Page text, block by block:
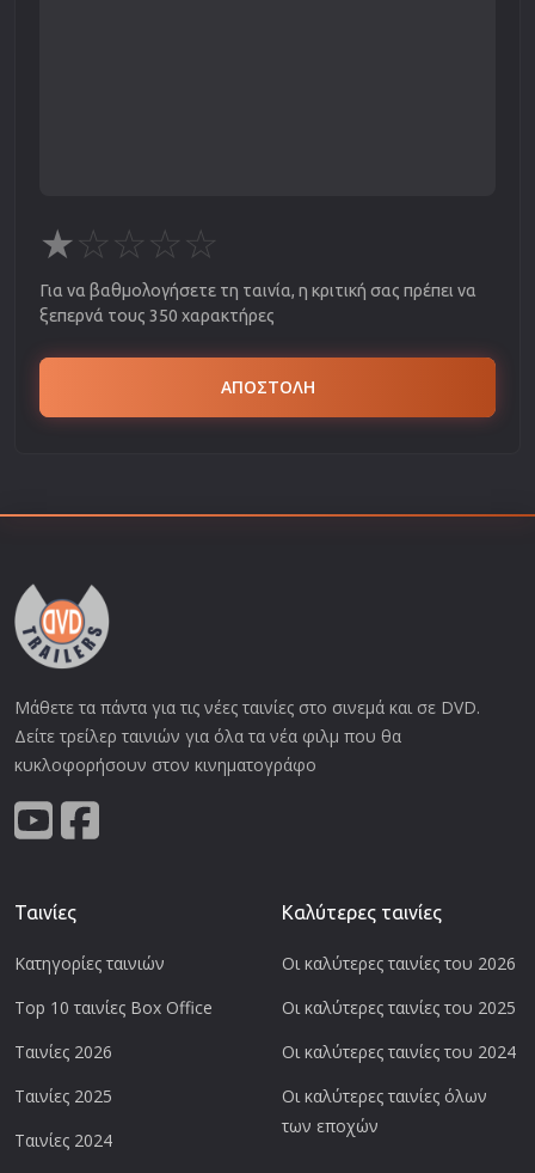
★☆☆☆☆
Για να βαθμολογήσετε τη ταινία, η κριτική σας πρέπει να
ξεπερνά τους 350 χαρακτήρες
ΑΠΟΣΤΟΛΗ
Μάθετε τα πάντα για τις νέες ταινίες στο σινεμά και σε DVD.
Δείτε τρείλερ ταινιών για όλα τα νέα φιλμ που θα
κυκλοφορήσουν στον κινηματογράφο
Ταινίες
Κατηγορίες ταινιών
Top 10 ταινίες Box Office
Ταινίες 2026
Ταινίες 2025
Ταινίες 2024
Καλύτερες ταινίες
Οι καλύτερες ταινίες του 2026
Οι καλύτερες ταινίες του 2025
Οι καλύτερες ταινίες του 2024
Οι καλύτερες ταινίες όλων
των εποχών